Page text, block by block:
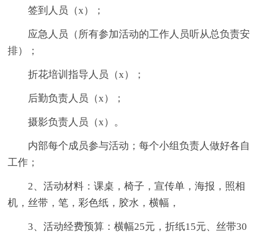
签到人员（x）；
应急人员（所有参加活动的工作人员听从总负责安
排）；
折花培训指导人员（x）；
后勤负责人员（x）；
摄影负责人员（x）。
内部每个成员参与活动；每个小组负责人做好各自
工作；
2、活动材料：课桌，椅子，宣传单，海报，照相
机，丝带，笔，彩色纸，胶水，横幅，
3、活动经费预算：横幅25元，折纸15元、丝带30